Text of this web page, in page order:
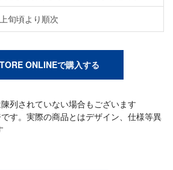
旬頃より順次
ONLINEで購入する
列されていない場合もございます
す。実際の商品とはデザイン、仕様等異